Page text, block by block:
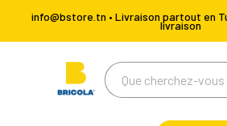
info@bstore.tn • Livraison partout en
livraison